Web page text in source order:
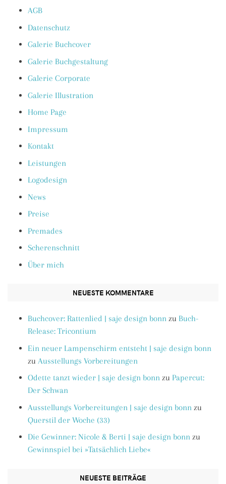
AGB
Datenschutz
Galerie Buchcover
Galerie Buchgestaltung
Galerie Corporate
Galerie Illustration
Home Page
Impressum
Kontakt
Leistungen
Logodesign
News
Preise
Premades
Scherenschnitt
Über mich
NEUESTE KOMMENTARE
Buchcover: Rattenlied | saje design bonn zu Buch-
Release: Tricontium
Ein neuer Lampenschirm entsteht | saje design bonn
zu Ausstellungs Vorbereitungen
Odette tanzt wieder | saje design bonn zu Papercut:
Der Schwan
Ausstellungs Vorbereitungen | saje design bonn zu
Querstil der Woche (33)
Die Gewinner: Nicole & Berti | saje design bonn zu
Gewinnspiel bei »Tatsächlich Liebe«
NEUESTE BEITRÄGE